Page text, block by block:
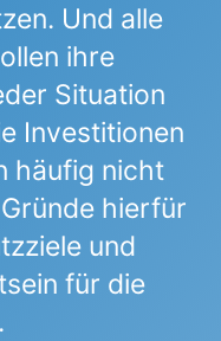
Und alle
ihre
Situation
Investitionen
häufig nicht
hierfür
und
für die